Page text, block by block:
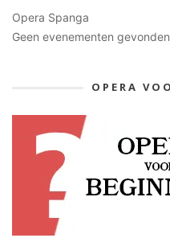
Opera Spanga
Geen evenementen
OPERA